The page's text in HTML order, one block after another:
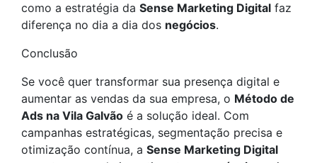
como a estratégia da Sense Marketing Digital faz
diferença no dia a dia dos negócios.
Conclusão
Se você quer transformar sua presença digital e
aumentar as vendas da sua empresa, o Método de
Ads na Vila Galvão é a solução ideal. Com
campanhas estratégicas, segmentação precisa e
otimização contínua, a Sense Marketing Digital